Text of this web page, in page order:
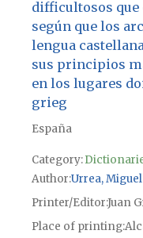
difficultosos que
según que los
lengua
sus principios
en los lugares
grieg
España
Category:
Author Urrea, Miguel
Printer/EditorJuan
Place of printing